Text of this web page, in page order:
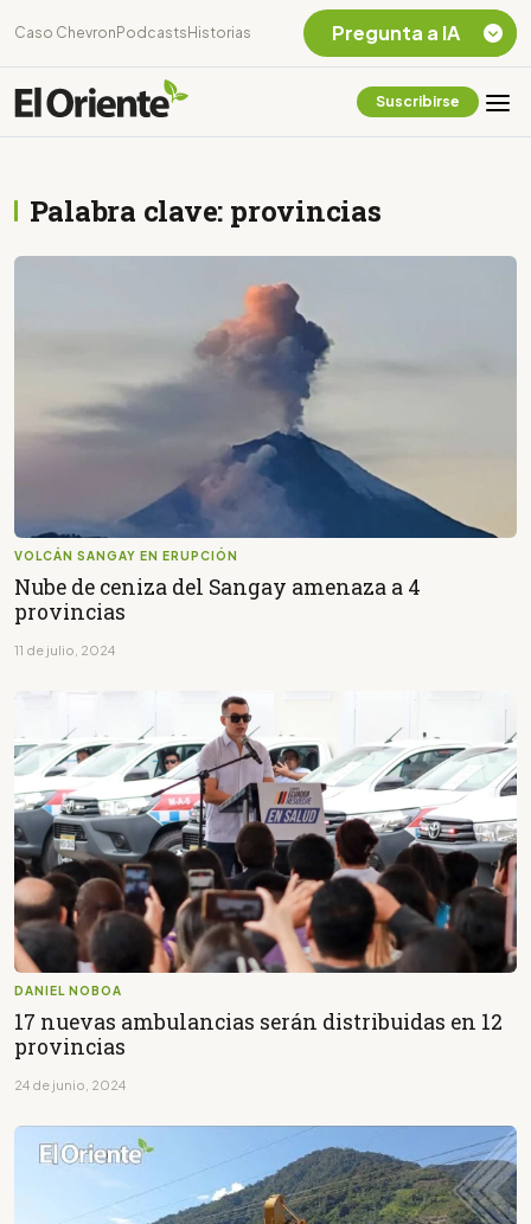
Caso Chevron Podcasts Historias
Suscribirse
Palabra clave: provincias
VOLCÁN SANGAY EN ERUPCIÓN
Nube de ceniza del Sangay amenaza a 4
provincias
11 de julio, 2024
DANIEL NOBOA
17 nuevas ambulancias serán distribuidas en 12
provincias
24 de junio, 2024
Pregunta a IA
Listar destinos
Amazonia Ecuatoriana